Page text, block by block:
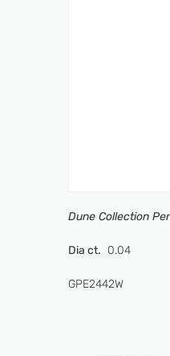
Dune Collection
Dia ct. 0.04
GPE2442W